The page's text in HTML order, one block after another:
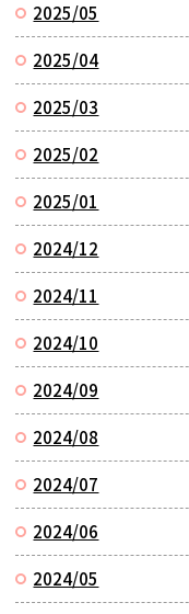
2025/05
2025/04
2025/03
2025/02
2025/01
2024/12
2024/11
2024/10
2024/09
2024/08
2024/07
2024/06
2024/05